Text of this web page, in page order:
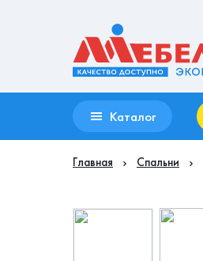
Каталог
Главная Спальни